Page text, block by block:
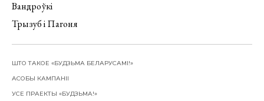
Вандроўкі
Трызуб і Пагоня
ШТО ТАКОЕ «БУДЗЬМА БЕЛАРУСАМІ!»
АСОБЫ КАМПАНІІ
УСЕ ПРАЕКТЫ «БУДЗЬМА!»